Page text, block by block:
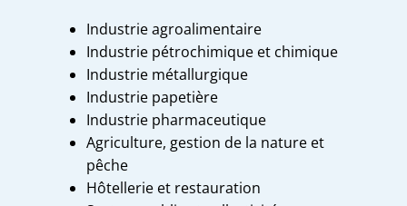
Industrie agroalimentaire
Industrie pétrochimique et chimique
Industrie métallurgique
Industrie papetière
Industrie pharmaceutique
Agriculture, gestion de la nature et
pêche
Hôtellerie et restauration